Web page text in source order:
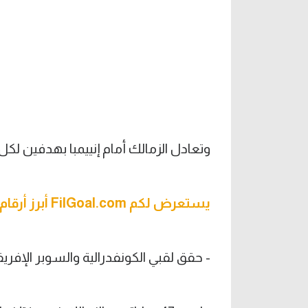
وتعادل الزمالك أمام إنييمبا بهدفين
يستعرض لكم FilGoal.com أبرز أرقام جوميز مع الزمالك:
- حقق لقبي الكونفدرالية والسوبر